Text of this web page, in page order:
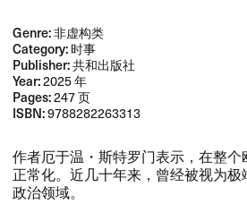
Genre:非虚构类
Category:时事
Publisher:共和出版社
Year:2025 年
Pages:247 页
ISBN:9788282263313
作者厄于温・斯特罗门表示，​在整
正常化。​近几十年来，​曾经被视为
政治领域。​​